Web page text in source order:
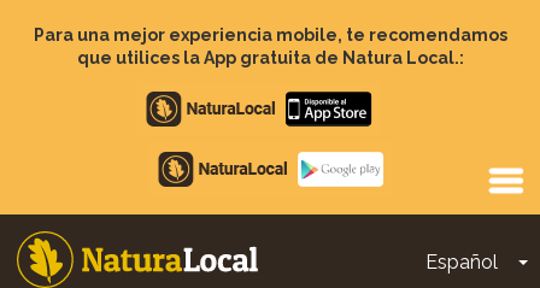
contenido
Para una mejor experiencia mobile, te recomendamos
que utilices la App gratuita de Natura Local.:
Apple
store
Google
Play
Español